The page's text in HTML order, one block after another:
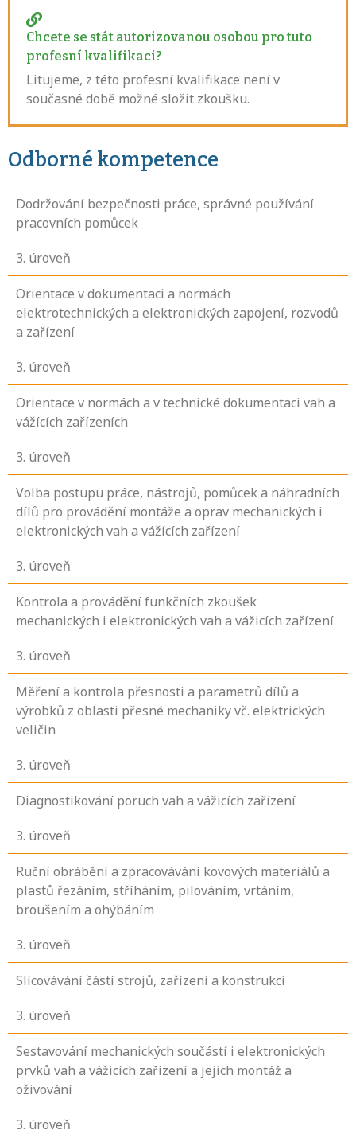
Chcete se stát autorizovanou osobou pro tuto
profesní kvalifikaci?
Litujeme, z této profesní kvalifikace není v
současné době možné složit zkoušku.
Odborné kompetence
Dodržování bezpečnosti práce, správné používání
pracovních pomůcek
3. úroveň
Orientace v dokumentaci a normách
elektrotechnických a elektronických zapojení, rozvodů
a zařízení
3. úroveň
Orientace v normách a v technické dokumentaci vah a
vážících zařízeních
3. úroveň
Volba postupu práce, nástrojů, pomůcek a náhradních
dílů pro provádění montáže a oprav mechanických i
elektronických vah a vážících zařízení
3. úroveň
Kontrola a provádění funkčních zkoušek
mechanických i elektronických vah a vážicích zařízení
3. úroveň
Měření a kontrola přesnosti a parametrů dílů a
výrobků z oblasti přesné mechaniky vč. elektrických
veličin
3. úroveň
Diagnostikování poruch vah a vážicích zařízení
3. úroveň
Ruční obrábění a zpracovávání kovových materiálů a
plastů řezáním, stříháním, pilováním, vrtáním,
broušením a ohýbáním
3. úroveň
Slícovávání částí strojů, zařízení a konstrukcí
3. úroveň
Sestavování mechanických součástí i elektronických
prvků vah a vážicích zařízení a jejich montáž a
oživování
3. úroveň